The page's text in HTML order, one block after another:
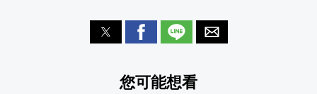
您可能想看